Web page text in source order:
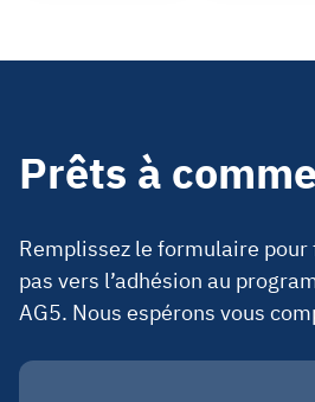
Prêts à
Remplissez le formulaire
pas vers l’adhésion au
AG5. Nous espérons vous